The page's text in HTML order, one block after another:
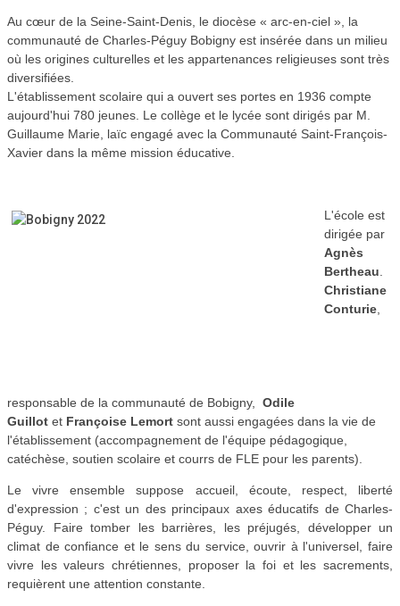
Au cœur de la Seine-Saint-Denis, le diocèse « arc-en-ciel », la
communauté de Charles-Péguy Bobigny est insérée dans un milieu
où les origines culturelles et les appartenances religieuses sont très
diversifiées.
L'établissement scolaire qui a ouvert ses portes en 1936 compte
aujourd'hui 780 jeunes. Le collège et le lycée sont dirigés par M.
Guillaume Marie, laïc engagé avec la Communauté Saint-François-
Xavier dans la même mission éducative.
L'école est
dirigée par
Agnès
Bertheau
Christiane
Conturie
responsable de la communauté de Bobigny,
Odile
Guillot et Françoise Lemort sont aussi engagées dans la vie de
l'établissement (accompagnement de l'équipe pédagogique,
catéchèse, soutien scolaire et courrs de FLE pour les parents).
Le vivre ensemble suppose accueil, écoute, respect, liberté
d'expression ; c'est un des principaux axes éducatifs de Charles-
Péguy. Faire tomber les barrières, les préjugés, développer un
climat de confiance et le sens du service, ouvrir à l'universel, faire
vivre les valeurs chrétiennes, proposer la foi et les sacrements,
requièrent une attention constante.